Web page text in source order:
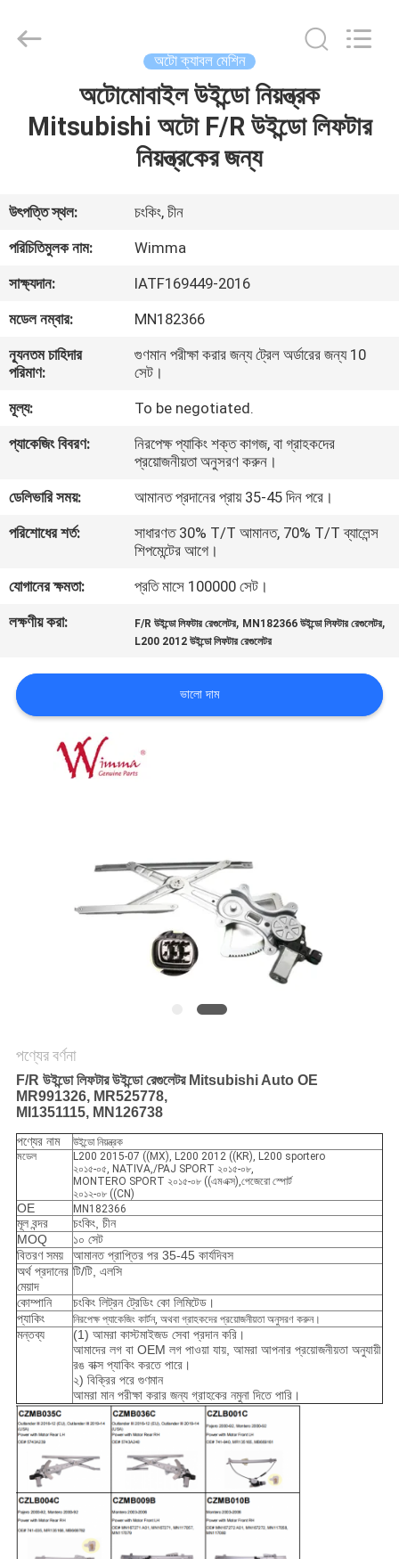
ভিডিও
সম্বন্ধে
কারখানা
গুণমান
খবর
একটি
উদ্ধৃতি
করুন
সাইটম্যাপ
Parts
অটো ক্যাবল মেশিন
অটোমোবাইল উইন্ডো নিয়ন্ত্রক
Mitsubishi অটো F/R উইন্ডো লিফটার
নিয়ন্ত্রকের জন্য
উৎপত্তি স্থল:
চংকিং, চীন
পরিচিতিমুলক নাম:
Wimma
সাক্ষ্যদান:
IATF169449-2016
মডেল নম্বার:
MN182366
ন্যূনতম চাহিদার
পরিমাণ:
গুণমান পরীক্ষা করার জন্য ট্রেল অর্ডারের জন্য 10
সেট।
মূল্য:
To be negotiated.
প্যাকেজিং বিবরণ:
নিরপেক্ষ প্যাকিং শক্ত কাগজ, বা গ্রাহকদের
প্রয়োজনীয়তা অনুসরণ করুন।
ডেলিভারি সময়:
আমানত প্রদানের প্রায় 35-45 দিন পরে।
পরিশোধের শর্ত:
সাধারণত 30% T/T আমানত, 70% T/T ব্যালেন্স
শিপমেন্টের আগে।
যোগানের ক্ষমতা:
প্রতি মাসে 100000 সেট।
লক্ষণীয় করা:
F/R উইন্ডো লিফটার রেগুলেটর, MN182366 উইন্ডো লিফটার রেগুলেটর,
L200 2012 উইন্ডো লিফটার রেগুলেটর
ভালো দাম
পণ্যের বর্ণনা
F/R উইন্ডো লিফটার উইন্ডো রেগুলেটর Mitsubishi Auto OE
MR991326, MR525778,
MI1351115, MN126738
পণ্যের নাম
উইন্ডো নিয়ন্ত্রক
মডেল
L200 2015-07 ((MX), L200 2012 ((KR), L200 sportero
২০১৫-০৫, NATIVA,/PAJ SPORT ২০১৫-০৮,
MONTERO SPORT ২০১৫-০৮ ((এমএক্স),পেজেরো স্পোর্ট
২০১২-০৮ ((CN)
OE MN182366
মূল বন্দর
চংকিং, চীন
MOQ
১০ সেট
বিতরণ সময়
আমানত প্রাপ্তির পর 35-45 কার্যদিবস
অর্থ প্রদানের
মেয়াদ
টি/টি, এলসি
কোম্পানি
চংকিং লিট্রন ট্রেডিং কো লিমিটেড।
প্যাকিং
নিরপেক্ষ প্যাকেজিং কার্টন, অথবা গ্রাহকদের প্রয়োজনীয়তা অনুসরণ করুন।
মন্তব্য
(1) আমরা কাস্টমাইজড সেবা প্রদান করি।
আমাদের লগ বা OEM লগ পাওয়া যায়, আমরা আপনার প্রয়োজনীয়তা অনুযায়ী
রঙ বাক্স প্যাকিং করতে পারে।
২) বিক্রির পরে গুণমান
আমরা মান পরীক্ষা করার জন্য গ্রাহকের নমুনা দিতে পারি।